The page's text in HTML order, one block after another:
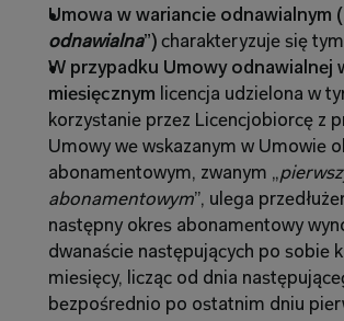
Umowa w wariancie odnawialnym
odnawialna”) charakteryzuje się
W przypadku Umowy odnawialnej
miesięcznym licencja udzielona w
korzystanie przez Licencjobiorcę z
Umowy we wskazanym w Umowie
abonamentowym, zwanym „
abonamentowym”, ulega
następny okres abonamentowy
dwanaście następujących po sobie
miesięcy, licząc od dnia
bezpośrednio po ostatnim dniu